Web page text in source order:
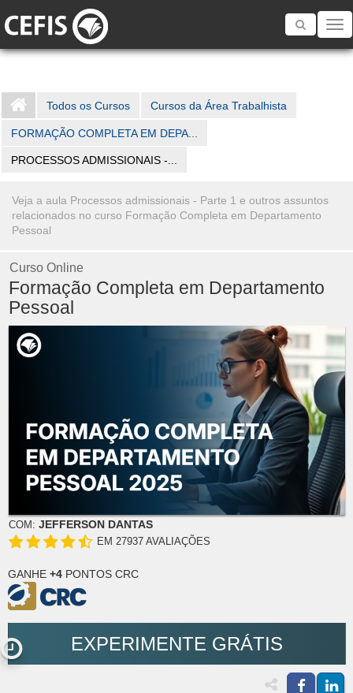
Toggle
Todos os Cursos Cursos da Área Trabalhista
FORMAÇÃO COMPLETA EM DEPA...
PROCESSOS ADMISSIONAIS -...
Veja a aula Processos admissionais - Parte 1 e outros assuntos
relacionados no curso Formação Completa em Departamento
Pessoal
Curso Online
Formação Completa em Departamento
Pessoal
COM: JEFFERSON DANTAS
EM 27937 AVALIAÇÕES
GANHE +4 PONTOS CRC
EXPERIMENTE GRÁTIS